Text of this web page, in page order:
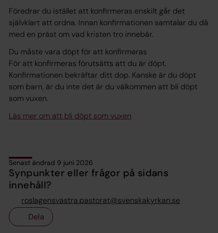
Föredrar du istället att konfirmeras enskilt går det
självklart att ordna. Innan konfirmationen samtalar du då
med en präst om vad kristen tro innebär.
Du måste vara döpt för att konfirmeras
För att konfirmeras förutsätts att du är döpt.
Konfirmationen bekräftar ditt dop. Kanske är du döpt
som barn, är du inte det är du välkommen att bli döpt
som vuxen.
Läs mer om att bli döpt som vuxen
Senast ändrad 9 juni 2026
Synpunkter eller frågor på sidans
innehåll?
roslagensvastra.pastorat@svenskakyrkan.se
Dela